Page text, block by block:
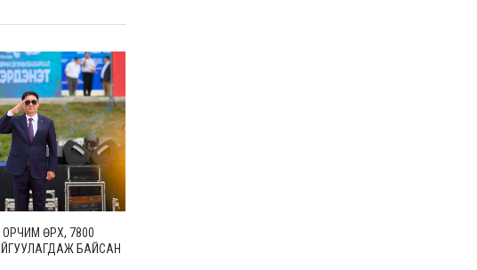
ОРЧИМ ӨРХ, 7800
БАЙСАН